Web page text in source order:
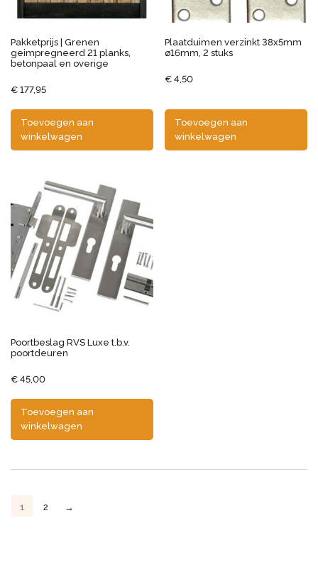
Pakketprijs | Grenen
geimpregneerd 21 planks,
betonpaal en overige
€ 177,95
Toevoegen aan
winkelwagen
Plaatduimen verzinkt 38x5mm
ø16mm, 2 stuks
€ 4,50
Toevoegen aan
winkelwagen
Poortbeslag RVS Luxe t.b.v.
poortdeuren
€ 45,00
Toevoegen aan
winkelwagen
1 2 →